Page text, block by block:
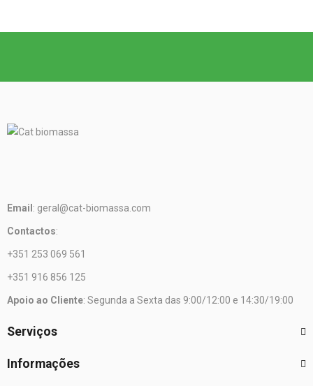
Email : geral@cat-biomassa.com
Contactos:
+351 253 069 561
+351 916 856 125
Apoio ao Cliente: Segunda a Sexta das 9:00/12:00 e 14:30/19:00
Serviços
Informações